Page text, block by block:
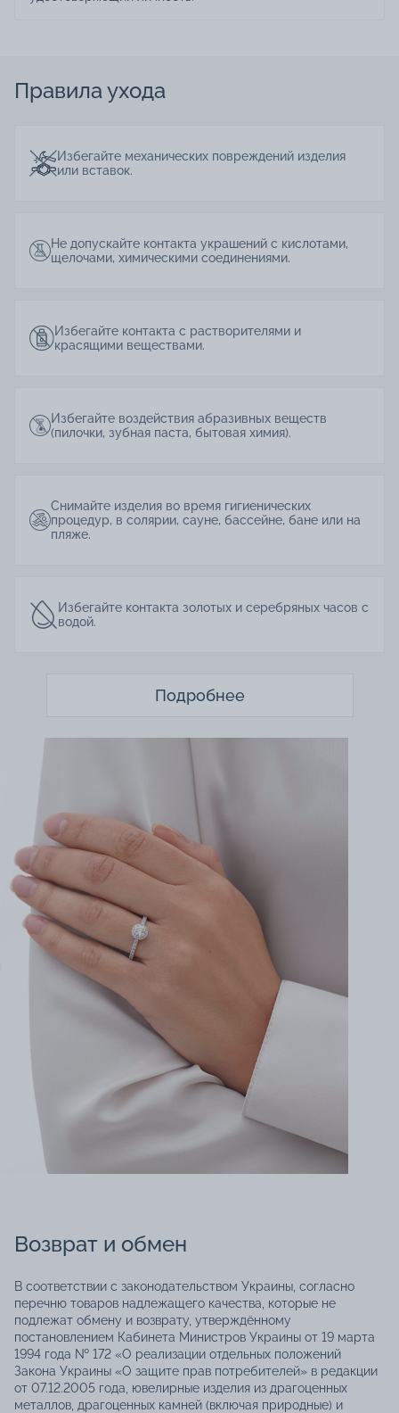
Правила ухода
Избегайте механических повреждений изделия
или вставок.
Не допускайте контакта украшений с кислотами,
щелочами, химическими соединениями.
Избегайте контакта с растворителями и
красящими веществами.
Избегайте воздействия абразивных веществ
(пилочки, зубная паста, бытовая химия).
Снимайте изделия во время гигиенических
процедур, в солярии, сауне, бассейне, бане или на
пляже.
Избегайте контакта золотых и серебряных часов с
водой.
Подробнее
Возврат и обмен
В соответствии с законодательством Украины, согласно
перечню товаров надлежащего качества, которые не
подлежат обмену и возврату, утверждённому
постановлением Кабинета Министров Украины от 19 марта
1994 года № 172 «О реализации отдельных положений
Закона Украины «О защите прав потребителей» в редакции
от 07.12.2005 года, ювелирные изделия из драгоценных
металлов, драгоценных камней (включая природные) и